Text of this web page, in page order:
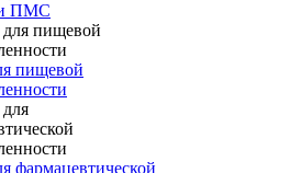
ПМС
пищевой
фармацевтической